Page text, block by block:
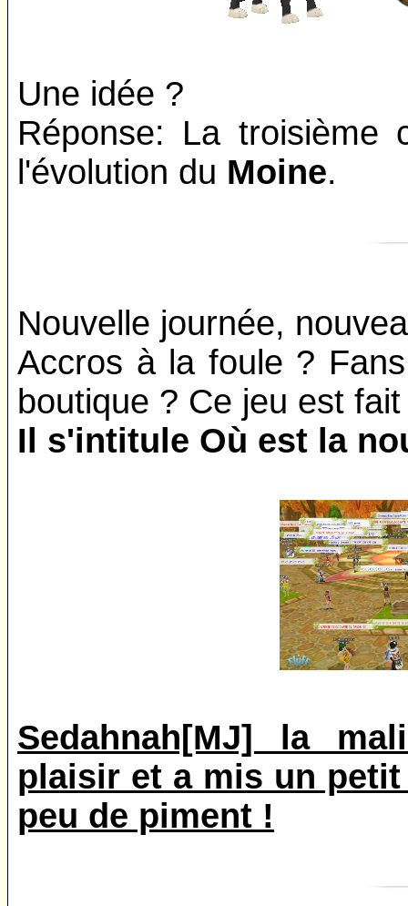
Une idée ?
Réponse: La
l'évolution du Moine.
Nouvelle journée,
Accros à la foule ?
boutique ? Ce jeu est
Il s'intitule Où est la
Sedahnah[MJ] la
plaisir et a mis un
peu de piment !